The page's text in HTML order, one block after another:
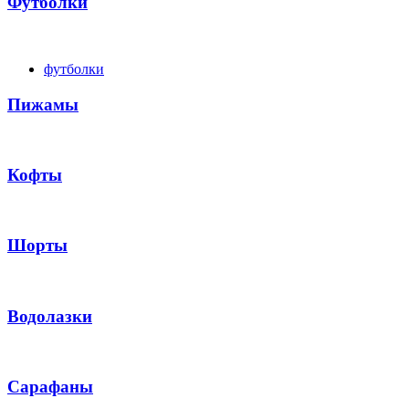
футболки
Пижамы
Кофты
Шорты
Водолазки
Сарафаны